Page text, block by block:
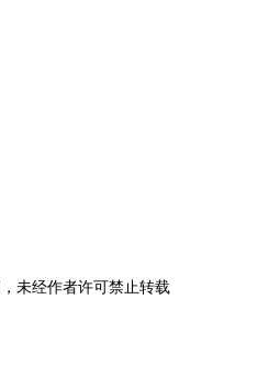
未经作者许可禁止转载